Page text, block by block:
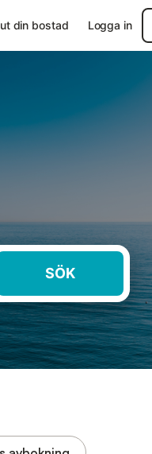
din bostad Logga in
SÖK